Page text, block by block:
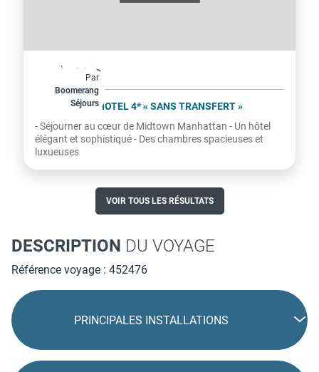
À partir de
972€
par personne
Par
Boomerang
Séjours
États-Unis
SAN CARLOS HOTEL 4* « SANS TRANSFERT »
- Séjourner au cœur de Midtown Manhattan - Un hôtel
élégant et sophistiqué - Des chambres spacieuses et
luxueuses
VOIR TOUS LES RÉSULTATS
DESCRIPTION DU VOYAGE
Référence voyage : 452476
PRINCIPALES INSTALLATIONS